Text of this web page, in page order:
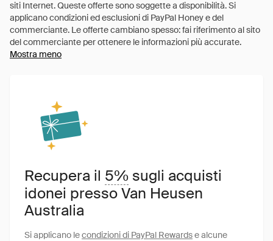
Mostra meno
Recupera il 5% sugli acquisti
idonei presso Van Heusen
Australia
Si applicano lecondizioni di PayPal Rewardse alcune